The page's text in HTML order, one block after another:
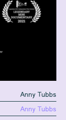
Anny Tubbs
Anny Tubbs